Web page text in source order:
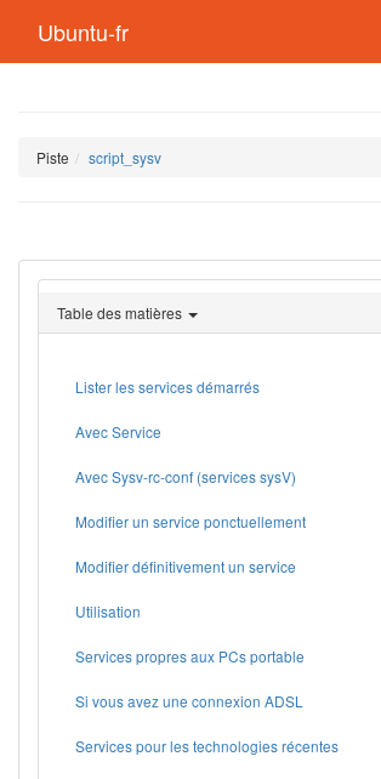
Ubuntu-fr
Piste script_sysv
Table des matières
Lister les services démarrés
Avec Service
Avec Sysv-rc-conf (services sysV)
Modifier un service ponctuellement
Modifier définitivement un service
Utilisation
Services propres aux PCs portable
Si vous avez une connexion ADSL
Services pour les technologies récentes